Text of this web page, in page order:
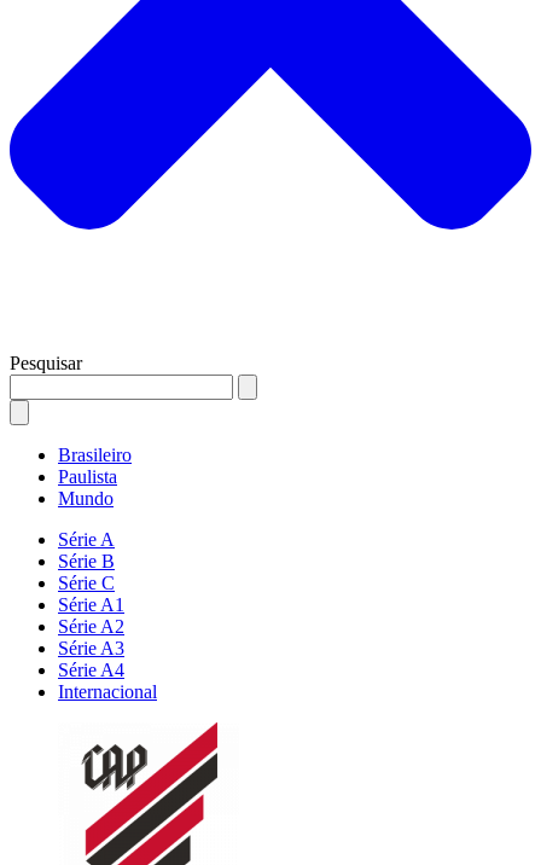
Pesquisar
Brasileiro
Paulista
Mundo
Série A
Série B
Série C
Série A1
Série A2
Série A3
Série A4
Internacional